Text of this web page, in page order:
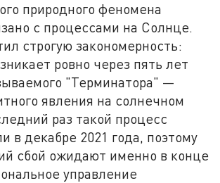
природного феномена
с процессами на Солнце.
строгую закономерность:
ровно через пять лет
"Терминатора" —
явления на солнечном
раз такой процесс
в декабре 2021 года, поэтому
сбой ожидают именно в конце
управление